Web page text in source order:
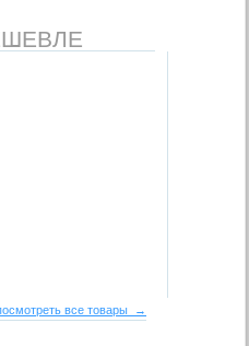
все товары →